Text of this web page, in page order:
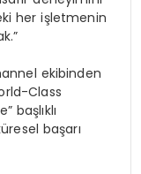
her işletmenin
ekibinden
Class
başlıklı
başarı